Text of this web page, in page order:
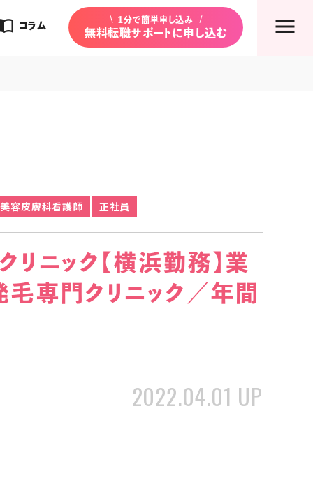
コラム
1分で簡単申し込み
無料転職サポートに申し込む
2022.04.01 UP
美容皮膚科看護師 正社員
リニック【横浜勤務】業
専門クリニック／年間